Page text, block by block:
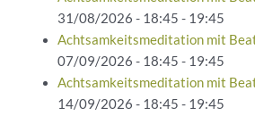
31/08/2026 - 18:45 - 19:45
Achtsamkeitsmeditation mit
07/09/2026 - 18:45 - 19:45
Achtsamkeitsmeditation mit
14/09/2026 - 18:45 - 19:45